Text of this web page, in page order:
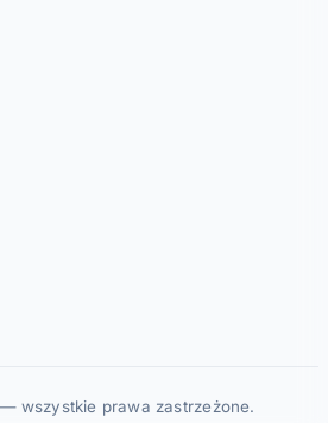
wszystkie prawa zastrzeżone.